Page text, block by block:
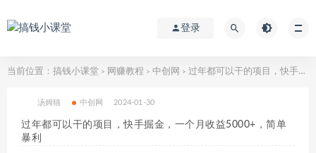
登录
当前位置： 搞钱小课堂 > 网赚教程 > 中创网 > 过年都可以干的项目，快手掘金，一个月收益5000+，简单暴利
汤姆猫 中创网 2024-01-30
过年都可以干的项目，快手掘金，一个月收益5000+，简单
暴利